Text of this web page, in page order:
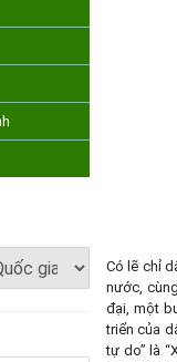
Có lẽ chỉ
nước,
đại, một
triển của
tự do” là